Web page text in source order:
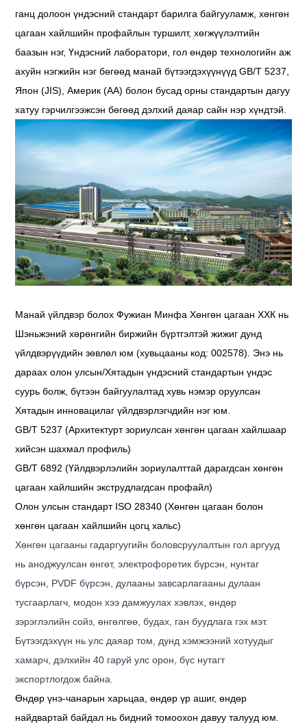
ганц долоон үндэсний стандарт барилга байгууламж, хөнгөн
цагаан хайлшийн профайлын туршилт, хөгжүүлэлтийн
баазын нэг, Үндэсний лаборатори, гол өндөр технологийн аж
ахуйн нэгжийн нэг бөгөөд манай бүтээгдэхүүнүүд GB/T 5237,
Япон (JIS), Америк (AA) болон бусад орны стандартын дагуу
хатуу гэрчилгээжсэн бөгөөд дэлхий даяар сайн нэр хүндтэй.
Манай үйлдвэр болох Фужиан Минфа Хөнгөн цагаан ХХК нь
Шэньжэний хөрөнгийн биржийн бүртгэлтэй жижиг дунд
үйлдвэрүүдийн зөвлөл юм (хувьцааны код: 002578). Энэ нь
дараах олон улсын/Хятадын үндэсний стандартын үндэс
суурь болж, бүтээн байгуулалтад хувь нэмэр оруулсан
Хятадын инновацилаг үйлдвэрлэгчдийн нэг юм.
GB/T 5237 (Архитектурт зориулсан хөнгөн цагаан хайлшаар
хийсэн шахмал профиль)
GB/T 6892 (Үйлдвэрлэлийн зориулалттай дарагдсан хөнгөн
цагаан хайлшийн экструдлагдсан профайл)
Олон улсын стандарт ISO 28340 (Хөнгөн цагаан болон
хөнгөн цагаан хайлшийн цогц хальс)
Хөнгөн цагааны гадаргуугийн боловсруулалтын гол аргууд
нь аноджуулсан өнгөт, электрофоретик бүрсэн, нунтаг
бүрсэн, PVDF бүрсэн, дулааны завсарлагааны дулаан
тусгаарлагч, модон хээ дамжуулах хэвлэх, өндөр
зэрэглэлийн сойз, өнгөлгөө, будах, ган буудлага гэх мэт.
Бүтээгдэхүүн нь улс даяар том, дунд хэмжээний хотуудыг
хамарч, дэлхийн 40 гаруй улс орон, бүс нутагт
экспортлогдож байна.
Өндөр үнэ-чанарын харьцаа, өндөр үр ашиг, өндөр
найдвартай байдал нь бидний томоохон давуу талууд юм.